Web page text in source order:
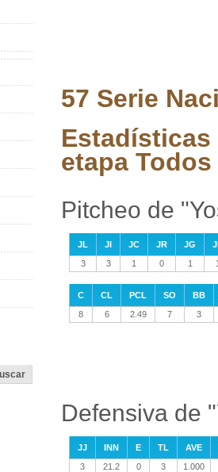
57 Serie
Estadísticas
etapa
Pitcheo de
JL JI JC JR JG
3
3 1 0 1
C CL PCL SO
BB
8
6 2.49 7 3
Defensiva de
JJ INN E TL
AVE
3
21.2 0 3 1.000